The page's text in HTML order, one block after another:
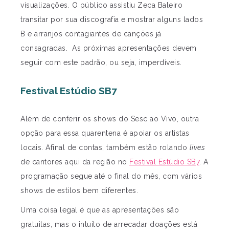
visualizações. O público assistiu Zeca Baleiro
transitar por sua discografia e mostrar alguns lados
B e arranjos contagiantes de canções já
consagradas. As próximas apresentações devem
seguir com este padrão, ou seja, imperdíveis.
Festival Estúdio SB7
Além de conferir os shows do Sesc ao Vivo, outra
opção para essa quarentena é apoiar os artistas
locais. Afinal de contas, também estão rolando lives
de cantores aqui da região no Festival Estúdio SB7. A
programação segue até o final do mês, com vários
shows de estilos bem diferentes.
Uma coisa legal é que as apresentações são
gratuitas, mas o intuito de arrecadar doações está